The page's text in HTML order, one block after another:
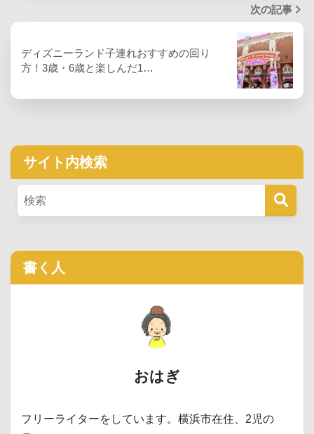
次の記事
ディズニーランド子連れおすすめの回り
方！3歳・6歳と楽しんだ1…
サイト内検索
書く人
おはぎ
フリーライターをしています。横浜市在住、2児の